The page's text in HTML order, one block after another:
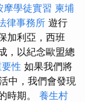
摩學徒實習 柬埔
律事務所 遊行
加利亞，西班
，以紀念歐盟總
性 如果我們將
中，我們會發現
時期。 養生村